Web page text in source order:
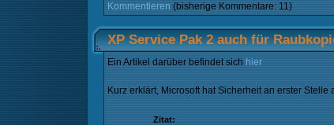
Kommentieren (bisherige Kommentare: 11)
XP Service Pak 2 auch für
Ein Artikel darüber befindet sich hier
Kurz erklärt, Microsoft hat Sicherheit an erster
Zitat: